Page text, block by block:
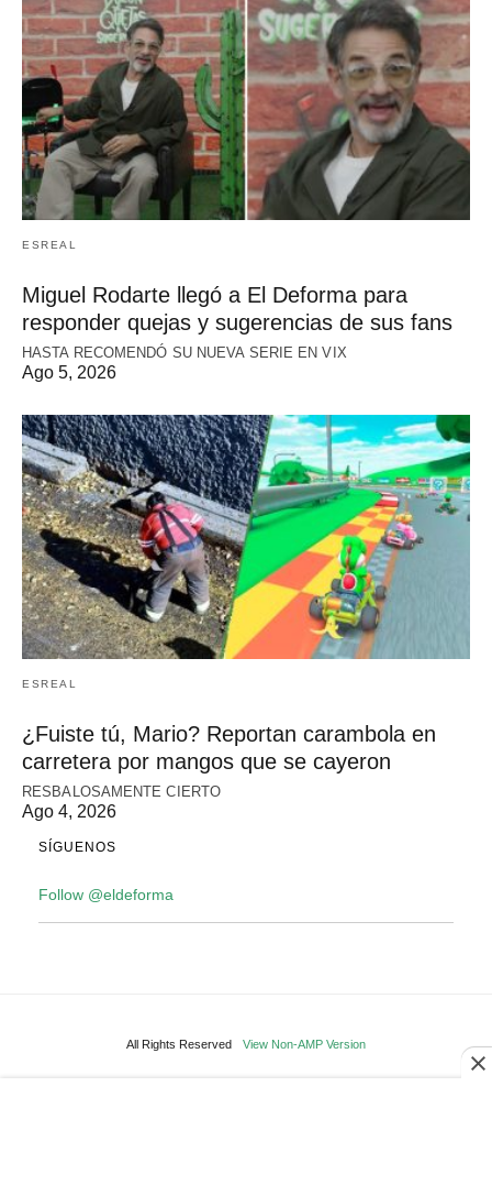
ESREAL
Miguel Rodarte llegó a El Deforma para
responder quejas y sugerencias de sus fans
HASTA RECOMENDÓ SU NUEVA SERIE EN VIX
Ago 5, 2026
ESREAL
¿Fuiste tú, Mario? Reportan carambola en
carretera por mangos que se cayeron
RESBALOSAMENTE CIERTO
Ago 4, 2026
SÍGUENOS
Follow @eldeforma
All Rights Reserved View Non-AMP Version